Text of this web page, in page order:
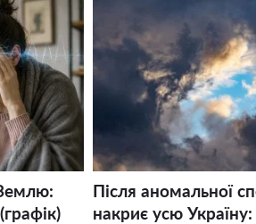
Після аномальної
накриє усю